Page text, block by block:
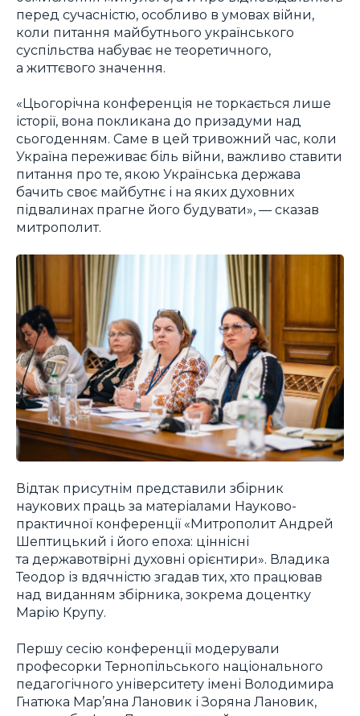
перед сучасністю, особливо в умовах війни,
коли питання майбутнього українського
суспільства набуває не теоретичного,
а життєвого значення.
«Цьогорічна конференція не торкається лише
історії, вона покликана до призадуми над
сьогоденням. Саме в цей тривожний час, коли
Україна переживає біль війни, важливо ставити
питання про те, якою Українська держава
бачить своє майбутнє і на яких духовних
підвалинах прагне його будувати», — сказав
митрополит.
Відтак присутнім представили збірник
наукових праць за матеріалами Науково-
практичної конференції «Митрополит Андрей
Шептицький і його епоха: ціннісні
та державотвірні духовні орієнтири». Владика
Теодор із вдячністю згадав тих, хто працював
над виданням збірника, зокрема доцентку
Марію Крупу.
Першу сесію конференції модерували
професорки Тернопільського національного
педагогічного університету імені Володимира
Гнатюка Мар’яна Лановик і Зоряна Лановик,